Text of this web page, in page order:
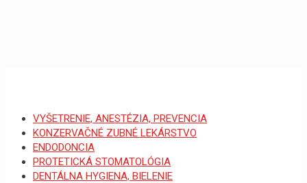
VYŠETRENIE, ANESTÉZIA, PREVENCIA
KONZERVAČNÉ ZUBNÉ LEKÁRSTVO
ENDODONCIA
PROTETICKÁ STOMATOLÓGIA
DENTÁLNA HYGIENA, BIELENIE